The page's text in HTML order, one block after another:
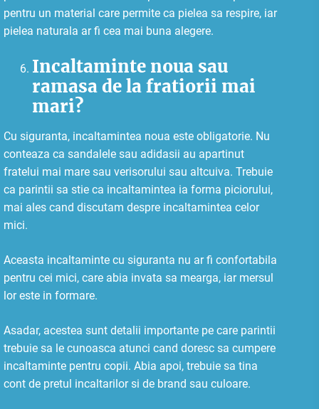
pentru un material care permite ca pielea sa respire, iar
pielea naturala ar fi cea mai buna alegere.
Incaltaminte noua sau
ramasa de la fratiorii mai
mari?
Cu siguranta, incaltamintea noua este obligatorie. Nu
conteaza ca sandalele sau adidasii au apartinut
fratelui mai mare sau verisorului sau altcuiva. Trebuie
ca parintii sa stie ca incaltamintea ia forma piciorului,
mai ales cand discutam despre incaltamintea celor
mici.
Aceasta incaltaminte cu siguranta nu ar fi confortabila
pentru cei mici, care abia invata sa mearga, iar mersul
lor este in formare.
Asadar, acestea sunt detalii importante pe care parintii
trebuie sa le cunoasca atunci cand doresc sa cumpere
incaltaminte pentru copii. Abia apoi, trebuie sa tina
cont de pretul incaltarilor si de brand sau culoare.